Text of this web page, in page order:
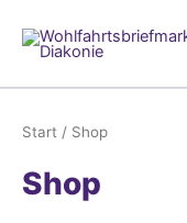
Inhalt
springen
Start / Shop
Shop